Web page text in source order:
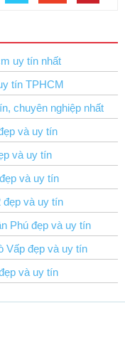
uy tín nhất
tín TPHCM
chuyên nghiệp nhất
và uy tín
và uy tín
và uy tín
đẹp và uy tín
Phú đẹp và uy tín
Vấp đẹp và uy tín
và uy tín